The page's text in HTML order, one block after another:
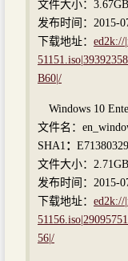
文件大小：3.67GB
发布时间：2015-
下载地址： ed2k://
B60|/
Windows 10
文件名：
SHA1 ：
文件大小：2.71GB
发布时间：2015-
下载地址： ed2k://
56|/